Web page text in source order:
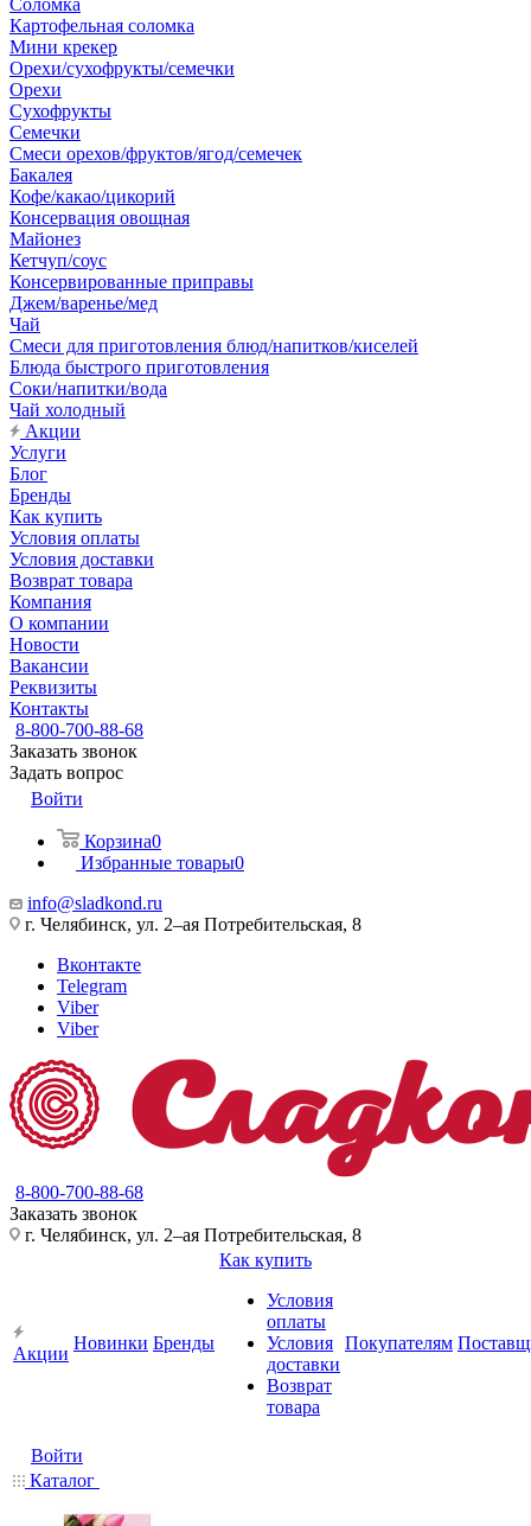
Соломка
Картофельная соломка
Мини крекер
Орехи/сухофрукты/семечки
Орехи
Сухофрукты
Семечки
Смеси орехов/фруктов/ягод/семечек
Бакалея
Кофе/какао/цикорий
Консервация овощная
Майонез
Кетчуп/соус
Консервированные приправы
Джем/варенье/мед
Чай
Смеси для приготовления блюд/напитков/киселей
Блюда быстрого приготовления
Соки/напитки/вода
Чай холодный
Акции
Услуги
Блог
Бренды
Как купить
Условия оплаты
Условия доставки
Возврат товара
Компания
О компании
Новости
Вакансии
Реквизиты
Контакты
8-800-700-88-68
Заказать звонок
Задать вопрос
Войти
Корзина0
Избранные товары0
info@sladkond.ru
г. Челябинск, ул. 2–ая Потребительская, 8
Вконтакте
Telegram
Viber
Viber
8-800-700-88-68
Заказать звонок
г. Челябинск, ул. 2–ая Потребительская, 8
Акции
Новинки Бренды
Как купить
Условия
оплаты
Условия
доставки
Возврат
товара
Покупателям
Войти
Каталог